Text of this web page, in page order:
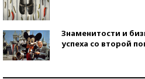
Знаменитости и
успеха со второй